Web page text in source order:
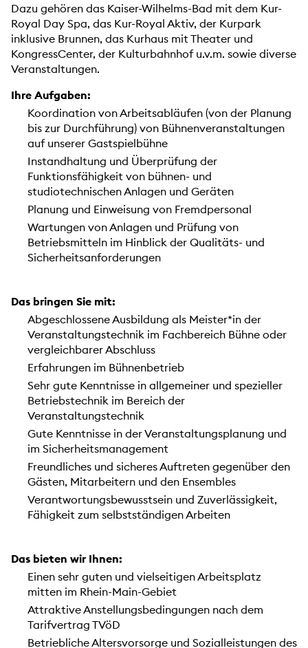
Dazu gehören das Kaiser-Wilhelms-Bad mit dem Kur-
Royal Day Spa, das Kur-Royal Aktiv, der Kurpark
inklusive Brunnen, das Kurhaus mit Theater und
KongressCenter, der Kulturbahnhof u.v.m. sowie diverse
Veranstaltungen.
Ihre Aufgaben:
Koordination von Arbeitsabläufen (von der Planung
bis zur Durchführung) von Bühnenveranstaltungen
auf unserer Gastspielbühne
Instandhaltung und Überprüfung der
Funktionsfähigkeit von bühnen- und
studiotechnischen Anlagen und Geräten
Planung und Einweisung von Fremdpersonal
Wartungen von Anlagen und Prüfung von
Betriebsmitteln im Hinblick der Qualitäts- und
Sicherheitsanforderungen
Das bringen Sie mit:
Abgeschlossene Ausbildung als Meister*in der
Veranstaltungstechnik im Fachbereich Bühne oder
vergleichbarer Abschluss
Erfahrungen im Bühnenbetrieb
Sehr gute Kenntnisse in allgemeiner und spezieller
Betriebstechnik im Bereich der
Veranstaltungstechnik
Gute Kenntnisse in der Veranstaltungsplanung und
im Sicherheitsmanagement
Freundliches und sicheres Auftreten gegenüber den
Gästen, Mitarbeitern und den Ensembles
Verantwortungsbewusstsein und Zuverlässigkeit,
Fähigkeit zum selbstständigen Arbeiten
Das bieten wir Ihnen:
Einen sehr guten und vielseitigen Arbeitsplatz
mitten im Rhein-Main-Gebiet
Attraktive Anstellungsbedingungen nach dem
Tarifvertrag TVöD
Betriebliche Altersvorsorge und Sozialleistungen des